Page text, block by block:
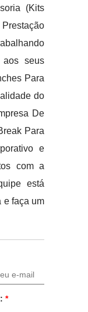
(Kits
seus
Para
do
De
Para
e
com a
está
e faça um
*